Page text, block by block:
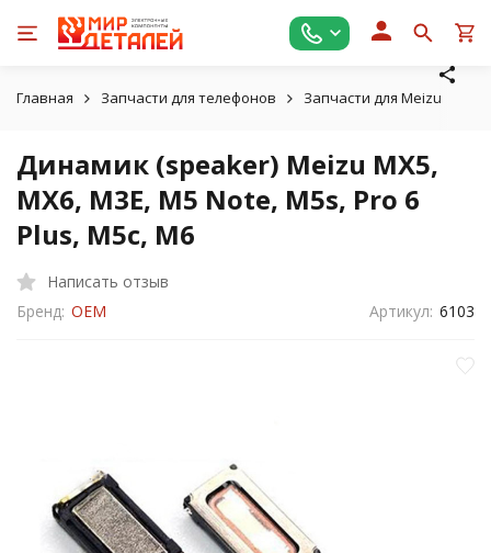
Главная Запчасти для телефонов Запчасти для Meizu
Динамик (speaker) Meizu MX5,
MX6, M3E, M5 Note, M5s, Pro 6
Plus, M5c, M6
Написать отзыв
Бренд: OEM Артикул: 6103